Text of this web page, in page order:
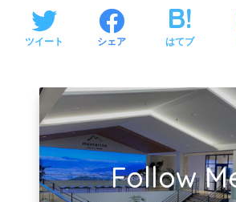
ツイート シェア はてブ
Follow